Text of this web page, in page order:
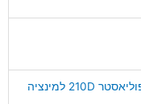
פוליאסטר 300 / 600 (בחוץ), פוליאסטר 210D למינציה